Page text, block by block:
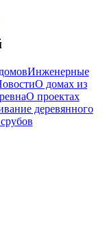
Инженерные
О домах из
О проектах
деревянного